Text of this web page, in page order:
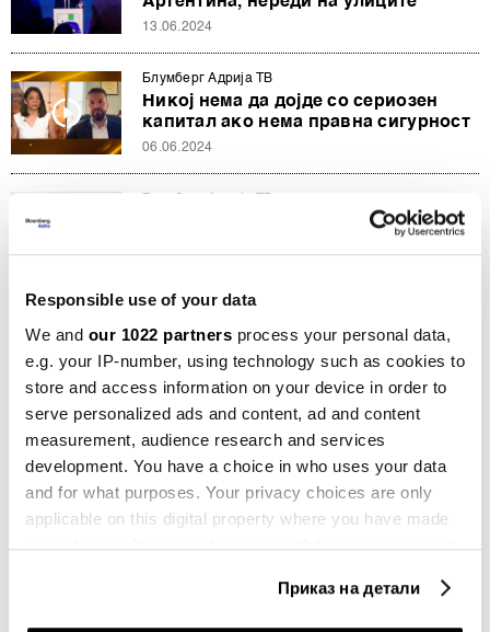
Responsible use of your data
We and our 1022 partners process your personal data,
e.g. your IP-number, using technology such as cookies to
store and access information on your device in order to
serve personalized ads and content, ad and content
measurement, audience research and services
development. You have a choice in who uses your data
and for what purposes. Your privacy choices are only
applicable on this digital property where you have made
your choices. You can change or withdraw your consent
Приказ на детали
13.06.2024
Блумберг Адрија ТВ
Никој нема да дојде со сериозен
капитал ако нема правна сигурност
06.06.2024
Македонија далеку од идејата за
Изборни програми: Кој има
храброст за болни реформи?
26.04.2024
Блумберг Адрија ТВ
Ниската продуктивност закана за
економскиот раст
Македонија добива заем за
климатски реформи